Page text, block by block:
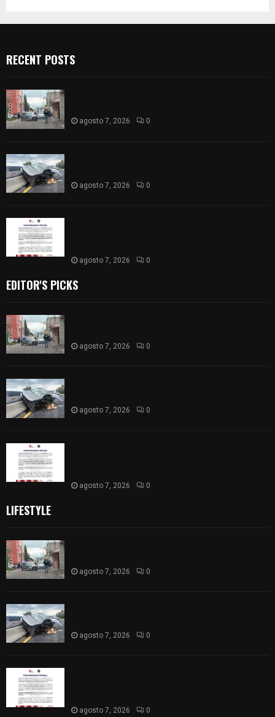
RECENT POSTS
agosto 7, 2026 0
agosto 7, 2026 0
agosto 7, 2026 0
EDITOR'S PICKS
agosto 7, 2026 0
agosto 7, 2026 0
agosto 7, 2026 0
LIFESTYLE
agosto 7, 2026 0
agosto 7, 2026 0
agosto 7, 2026 0